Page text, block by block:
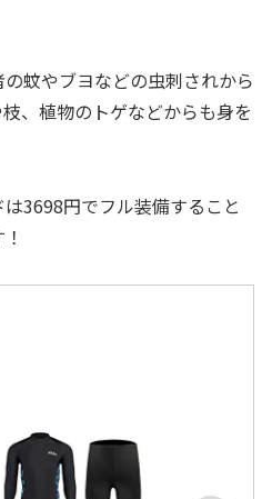
蚊やブヨなどの虫刺されから
、植物のトゲなどからも身を
3698円でフル装備すること